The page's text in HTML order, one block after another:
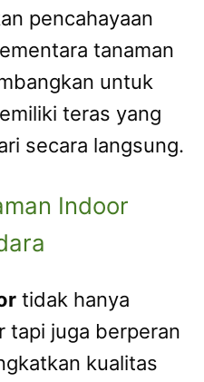
pencahayaan
tanaman
untuk
teras yang
secara langsung.
Indoor
tidak hanya
tapi juga berperan
kualitas